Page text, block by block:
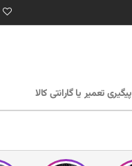
پیگیری تعمیر یا گارانتی کالا